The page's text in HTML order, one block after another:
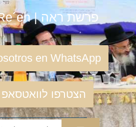
Parshat Re´eh | פרשת ראה
en WhatsApp
הצטרפו